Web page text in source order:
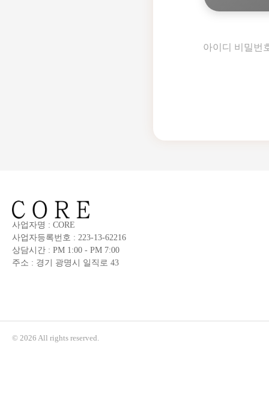
아이디 비밀번
사업자명 : CORE
사업자등록번호 : 223-13-62216
상담시간 : PM 1:00 - PM 7:00
주소 : 경기 광명시 일직로 43
© 2026 All rights reserved.